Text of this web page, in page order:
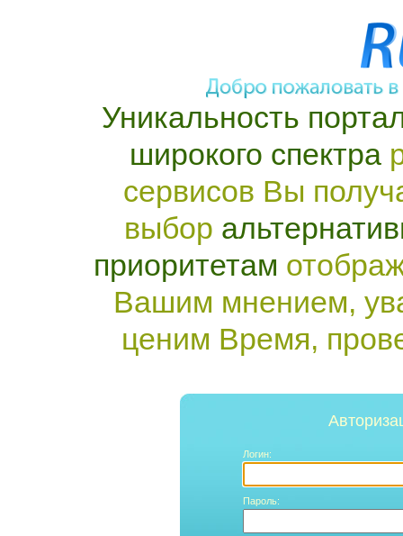
Уникальность
широкого спектра
сервисов Вы
выбор
приоритетам
Вашим мнением,
ценим Время,
Логин:
Пароль: